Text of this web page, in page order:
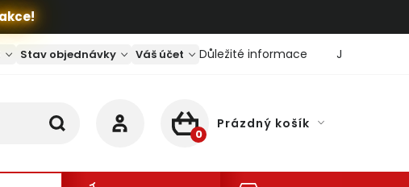
Stav objednávky Váš účet Důležité informace Jaký je
NÁKUPNÍ KOŠÍK
Prázdný košík